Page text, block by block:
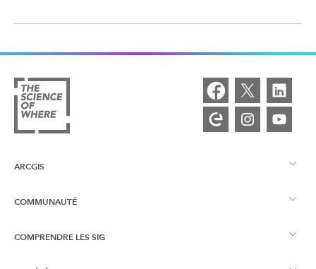
ARCGIS
Vue d’ensemble d’ArcGIS
Cartographie
COMMUNAUTÉ
Esri Community
COMPRENDRE LES SIG